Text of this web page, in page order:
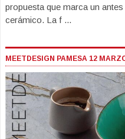
propuesta que marca un
cerámico. La f ...
MEETDESIGN PAMESA 12